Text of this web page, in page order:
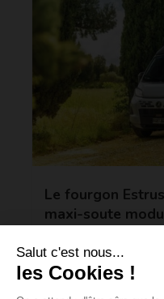
Le fourgon
maxi-soute